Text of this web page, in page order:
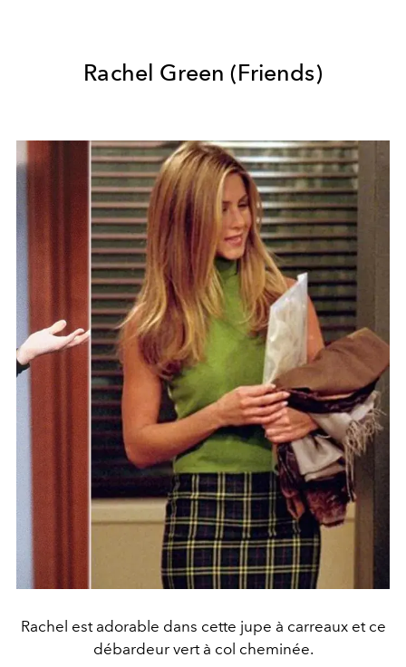
Rachel Green (Friends)
Rachel est adorable dans cette jupe à carreaux et ce
débardeur vert à col cheminée.